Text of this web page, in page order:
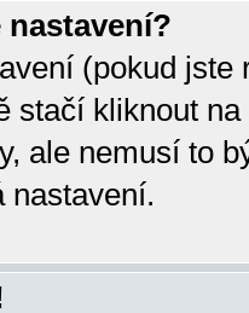
nastavení?
(pokud
stačí kliknout
ale nemusí to
nastavení.